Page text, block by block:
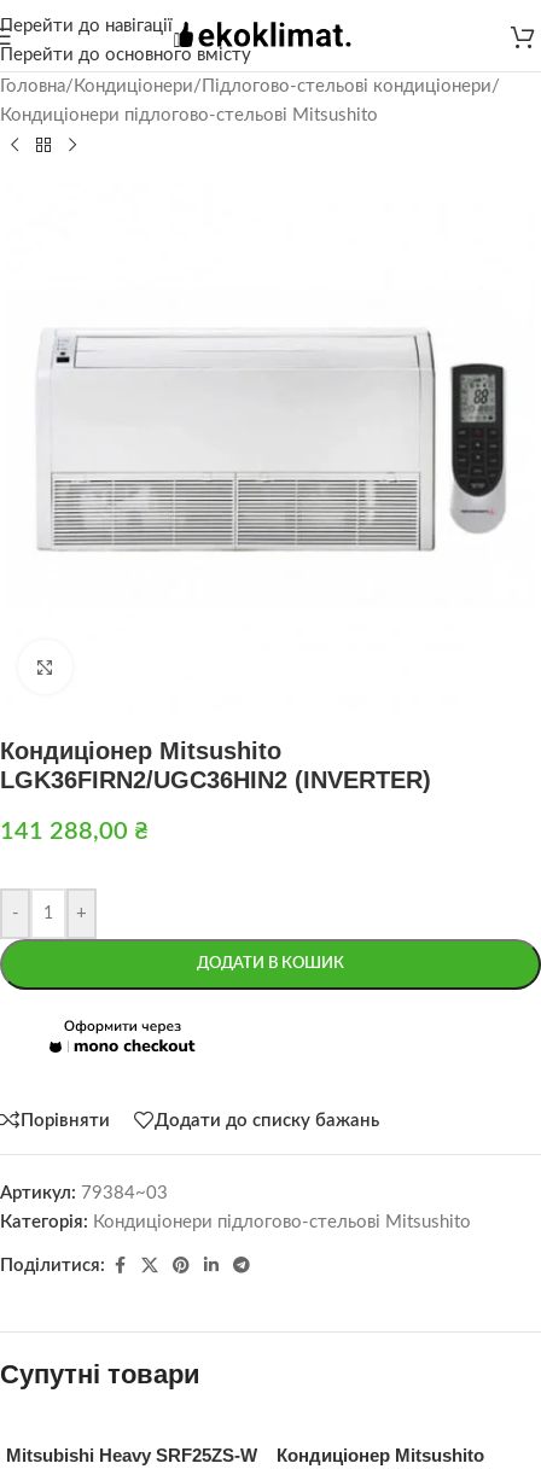
Перейти до навігації
Перейти до основного вмісту
Головна/ Кондиціонери/ Підлогово-стельові кондиціонери/
Кондиціонери підлогово-стельові Mitsushito
Кондиціонер Mitsushito
LGK36FIRN2/UGC36HIN2 (INVERTER)
141 288,00 ₴
- +
ДОДАТИ В КОШИК
Порівняти Додати до списку бажань
Артикул: 79384~03
Категорія: Кондиціонери підлогово-стельові Mitsushito
Поділитися:
Супутні товари
Mitsubishi Heavy SRF25ZS-W
Кондиціонер Mitsushito